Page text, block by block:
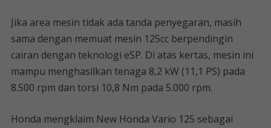
Jika area mesin tidak ada tanda penyegaran, masih
sama dengan memuat mesin 125cc berpendingin
cairan dengan teknologi eSP. Di atas kertas, mesin ini
mampu menghasilkan tenaga 8,2 kW (11,1 PS) pada
8.500 rpm dan torsi 10,8 Nm pada 5.000 rpm.
Honda mengklaim New Honda Vario 125 sebagai